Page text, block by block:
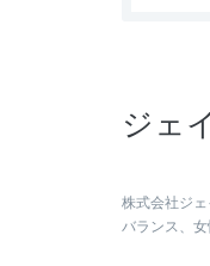
ジェ
株式会社ジ
バランス、